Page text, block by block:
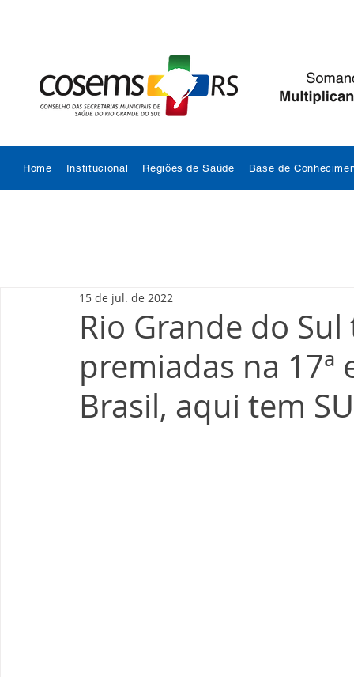
Home Institucional Regiões de Saúde Base de
Rio Grande do
premiadas na 17ª
Brasil, aqui tem
15 de jul. de 2022